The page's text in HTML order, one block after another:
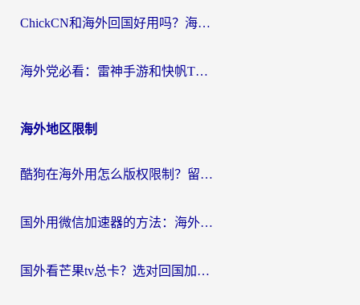
ChickCN和海外回国好用吗？海外党2026亲测：从手游到影音，选对加速器的3个关键
海外党必看：雷神手游和快帆TV版好用吗？3步选对回国加速器不踩坑
海外地区限制
酷狗在海外用怎么版权限制？留学生亲测：3步解决听国内音乐难题
国外用微信加速器的方法：海外党无缝连接国内生活的实用指南
国外看芒果tv总卡？选对回国加速器，轻松追《浪姐》不费劲